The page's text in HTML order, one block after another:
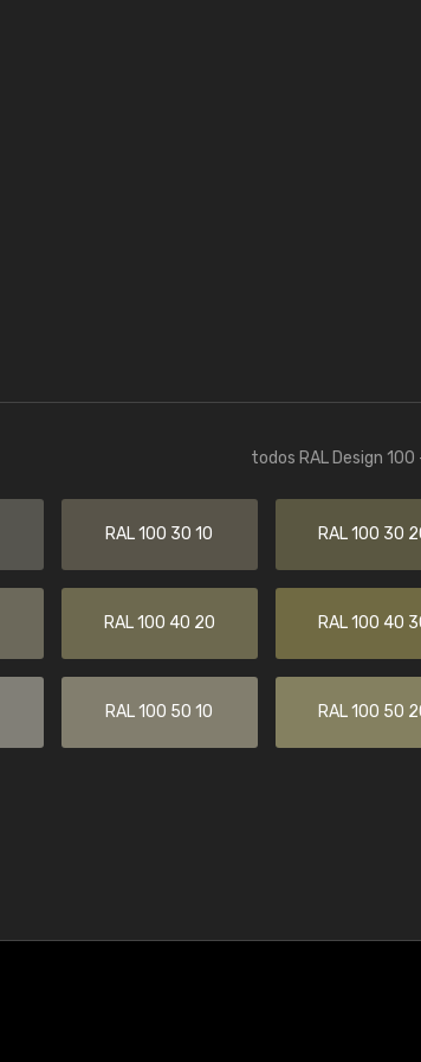
todos RAL Design 100
RAL 100 30 10 RAL 100 30
RAL 100 40 20 RAL 100 40
RAL 100 50 10 RAL 100 50